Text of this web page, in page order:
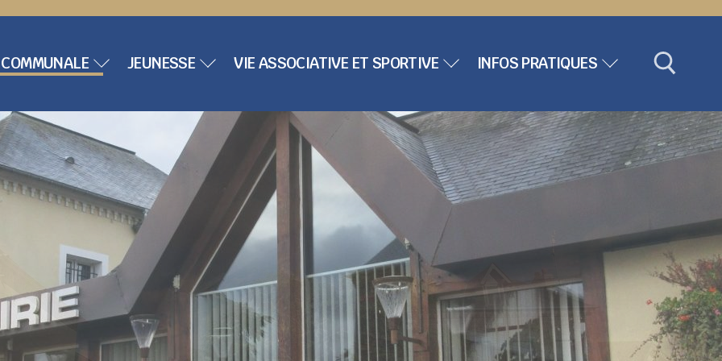
JEUNESSE VIE ASSOCIATIVE ET SPORTIVE INFOS PRATIQUES
Rechercher :